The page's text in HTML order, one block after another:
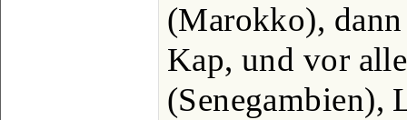
(Marokko),
Kap, und vor
(Senegambien),